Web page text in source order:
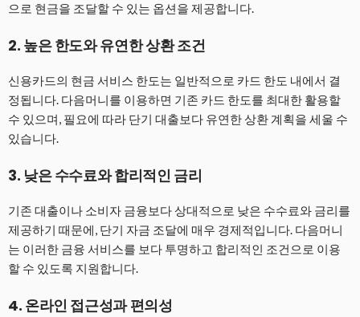
으로 현금을 조달할 수 있는 옵션을 제공합니다.
2. 높은 한도와 유연한 상환 조건
신용카드의 현금 서비스 한도는 일반적으로 카드 한도 내에서 결
정됩니다. 다음머니를 이용하면 기존 카드 한도를 최대한 활용할
수 있으며, 필요에 따라 단기 대출보다 유연한 상환 계획을 세울 수
있습니다.
3. 낮은 수수료와 합리적인 금리
기존 대출이나 소비자 금융보다 상대적으로 낮은 수수료와 금리를
제공하기 때문에, 단기 자금 조달에 매우 경제적입니다. 다음머니
는 이러한 금융 서비스를 보다 투명하고 합리적인 조건으로 이용
할 수 있도록 지원합니다.
4. 온라인 접근성과 편의성